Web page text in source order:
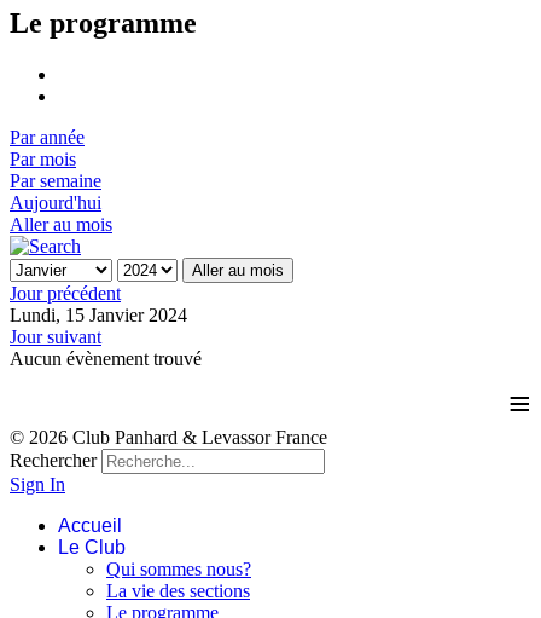
Le programme
Par année
Par mois
Par semaine
Aujourd'hui
Aller au mois
Aller au mois
Jour précédent
Lundi, 15 Janvier 2024
Jour suivant
Aucun évènement trouvé
≡
© 2026 Club Panhard & Levassor France
Rechercher
Sign In
Accueil
Le Club
Qui sommes nous?
La vie des sections
Le programme